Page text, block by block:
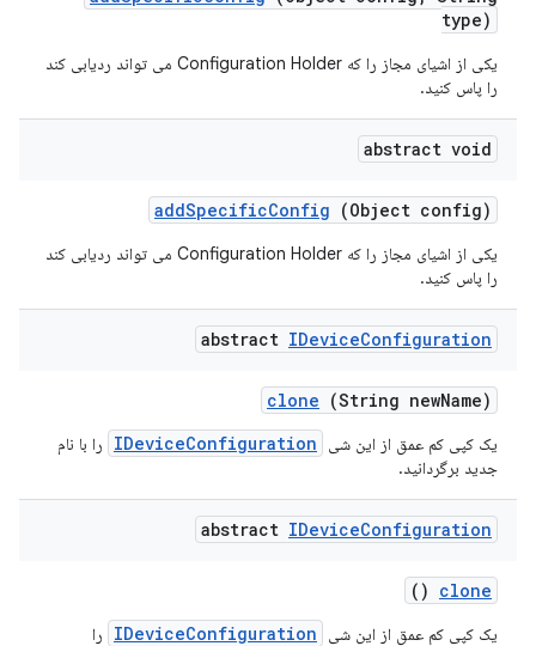
type)
یکی از اشیای مجاز را که Configuration Holder می تواند ردیابی کند
را پاس کنید.
abstract void
addSpecificConfig (Object config)
یکی از اشیای مجاز را که Configuration Holder می تواند ردیابی کند
را پاس کنید.
abstract IDeviceConfiguration
clone (String newName)
یک کپی کم عمق از این شی IDeviceConfiguration
را با نام
جدید برگردانید.
abstract IDeviceConfiguration
clone
()
یک کپی کم عمق از این شی IDeviceConfiguration
را